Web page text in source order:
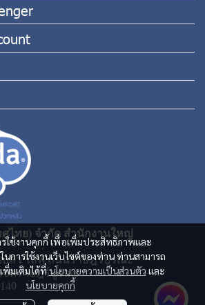
ใช้งานคุกกี้ เพื่อเพิ่มประสิทธิภาพและ
การใช้งานเว็บไซต์ของท่าน ท่านสามารถ
พิ่มเติมได้ที่นโยบายความเป็นส่วนตัว และ
นโยบายคุกกี้
ไทย) จำกัด สำนักงานใหญ่
บลิว ไลฟ์ ถนนราษฎร์บูรณะ
ขตราษฎร์บูรณะ